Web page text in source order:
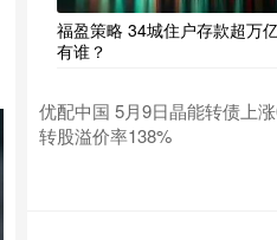
福盈策略 34城住户存款超万
有谁？
优配中国 5月9日晶能转债上涨
转股溢价率138%